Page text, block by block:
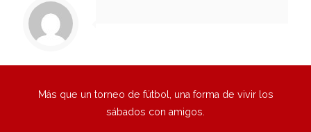
Más que un torneo de fútbol, una forma de vivir los
sábados con amigos.